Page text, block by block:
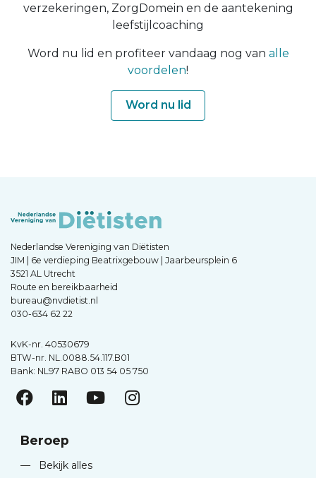
verzekeringen, ZorgDomein en de aantekening
leefstijlcoaching
Word nu lid en profiteer vandaag nog van alle
voordelen!
Word nu lid
Nederlandse Vereniging van Diëtisten
JIM | 6e verdieping Beatrixgebouw | Jaarbeursplein 6
3521 AL Utrecht
Route en bereikbaarheid
bureau@nvdietist.nl
030-634 62 22
KvK-nr. 40530679
BTW-nr. NL.0088.54.117.B01
Bank: NL97 RABO 013 54 05 750
Beroep
—
Bekijk alles